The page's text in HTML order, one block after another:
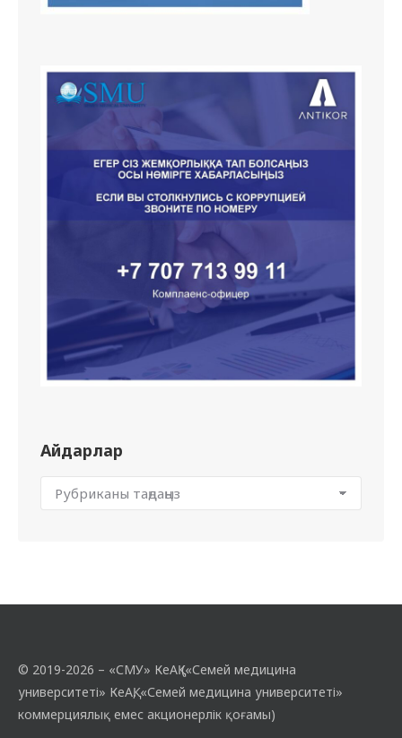
Айдарлар
© 2019-2026 – «СМУ» КеАҚ («Семей медицина
университеті» КеАҚ, «Семей медицина университеті»
коммерциялық емес акционерлік қоғамы)